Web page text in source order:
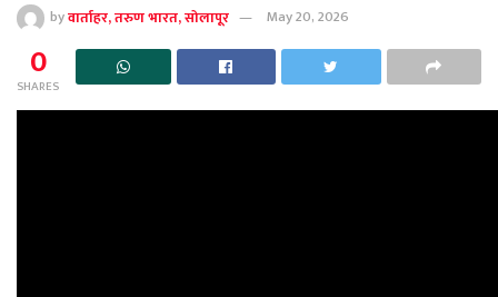
byवार्ताहर, तरुण भारत, सोलापूर May 20, 2026
0
SHARES